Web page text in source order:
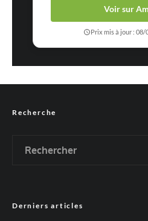
Voir sur
Prix mis à jour :
Recherche
Derniers articles